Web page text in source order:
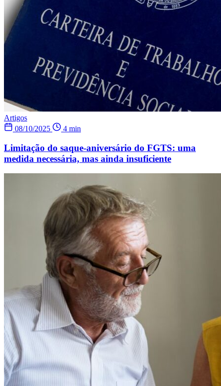
Artigos
08/10/2025
4 min
Limitação do saque-aniversário do FGTS: uma
medida necessária, mas ainda insuficiente